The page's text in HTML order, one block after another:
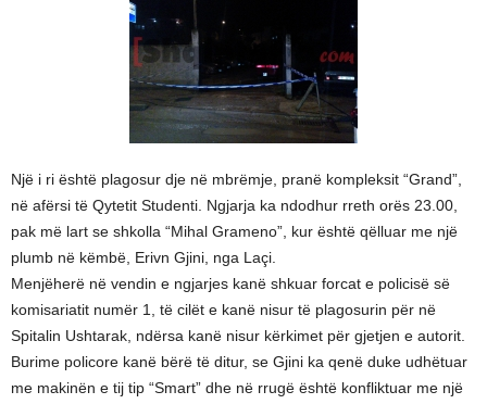
Një i ri është plagosur dje në mbrëmje, pranë kompleksit “Grand”,
në afërsi të Qytetit Studenti. Ngjarja ka ndodhur rreth orës 23.00,
pak më lart se shkolla “Mihal Grameno”, kur është qëlluar me një
plumb në këmbë, Erivn Gjini, nga Laçi.
Menjëherë në vendin e ngjarjes kanë shkuar forcat e policisë së
komisariatit numër 1, të cilët e kanë nisur të plagosurin për në
Spitalin Ushtarak, ndërsa kanë nisur kërkimet për gjetjen e autorit.
Burime policore kanë bërë të ditur, se Gjini ka qenë duke udhëtuar
me makinën e tij tip “Smart” dhe në rrugë është konfliktuar me një